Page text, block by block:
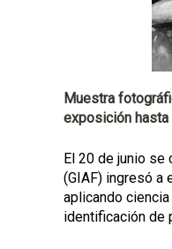
Muestra
exposición
El 20 de junio se
(GIAF) ingresó a
aplicando
identificación de